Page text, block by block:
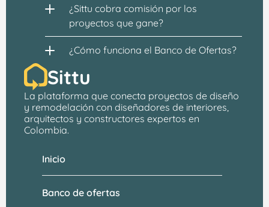
¿Sittu cobra comisión por los
proyectos que gane?
¿Cómo funciona el Banco de Ofertas?
Sittu
La plataforma que conecta proyectos de diseño
y remodelación con diseñadores de interiores,
arquitectos y constructores expertos en
Colombia.
Banco de ofertas
Inicio